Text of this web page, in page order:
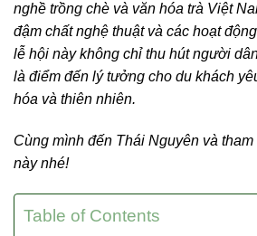
nghề trồng chè và văn hóa trà Việt
đậm chất nghệ thuật và các hoạt
lễ hội này không chỉ thu hút người
là điểm đến lý tưởng cho du khách
hóa và thiên nhiên.
Cùng mình đến Thái Nguyên và
này nhé!
Table of Contents